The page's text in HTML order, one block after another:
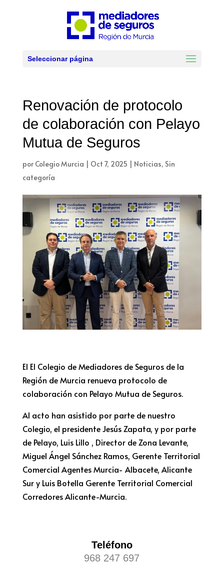
Seleccionar página
Renovación de protocolo
de colaboración con Pelayo
Mutua de Seguros
por Colegio Murcia | Oct 7, 2025 | Noticias, Sin
categoría
El El Colegio de Mediadores de Seguros de la
Región de Murcia renueva protocolo de
colaboración con Pelayo Mutua de Seguros.
Al acto han asistido por parte de nuestro
Colegio, el presidente Jesús Zapata, y por parte
de Pelayo, Luis Lillo , Director de Zona Levante,
Miguel Ángel Sánchez Ramos, Gerente Territorial
Comercial Agentes Murcia- Albacete, Alicante
Sur y Luis Botella Gerente Territorial Comercial
Corredores Alicante-Murcia.
Teléfono
968 247 697